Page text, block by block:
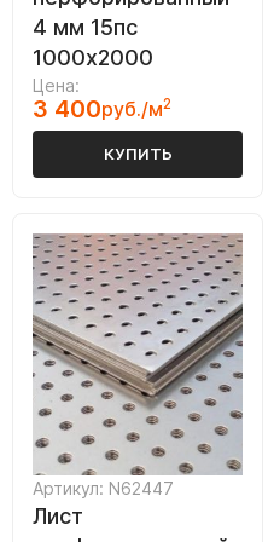
4 мм 15пс
1000х2000
Цена:
3 400руб./м2
КУПИТЬ
Артикул: N62447
Лист